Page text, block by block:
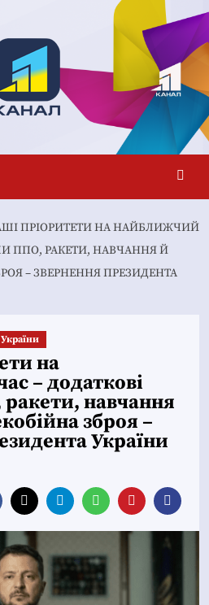
ПРІОРИТЕТИ НА НАЙБЛИЖЧИЙ
ППО, РАКЕТИ, НАВЧАННЯ Й
– ЗВЕРНЕННЯ ПРЕЗИДЕНТА
на
– додаткові
навчання
зброя –
України